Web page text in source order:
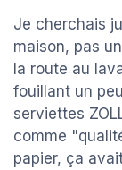
Je cherchais
maison, pas
la route au
fouillant un
serviettes
comme
papier, ça